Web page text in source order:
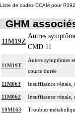
Liste de codes CCAM pour
GHM
11M19Z
Autres
CMD 11
11M19T
Autres symptômes
courte durée
11M063 Insuffisance rénale,
11M062 Insuffisance rénale,
10M163 Troubles